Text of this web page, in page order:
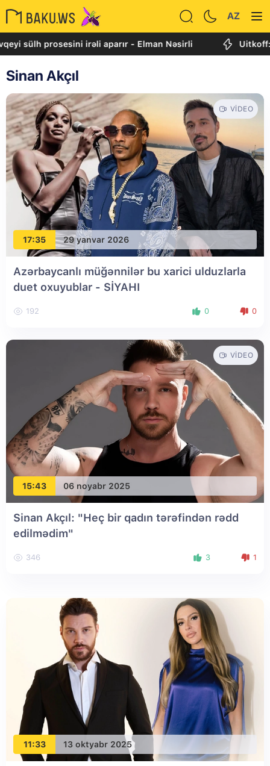
AZ
irəli aparır - Elman Nəsirli Uitkoff: Cənubi
Sinan Akçıl
17:35 29 yanvar 2026
VIDEO
Azərbaycanlı müğənnilər bu xarici ulduzlarla
duet oxuyublar - SİYAHI
192 0 0
15:43 06 noyabr 2025
VIDEO
Sinan Akçıl: "Heç bir qadın tərəfindən rədd
edilmədim"
346 3 1
11:33 13 oktyabr 2025